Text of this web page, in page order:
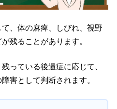
、体の麻痺、しびれ、視野
残ることがあります。
っている後遺症に応じて、
害として判断されます。